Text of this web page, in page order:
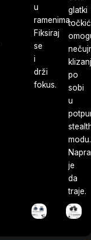
u
ramenima.
Fiksiraj
se
i
drži
fokus.
glatki
po
sobi
u
modu.
je
da
traje.